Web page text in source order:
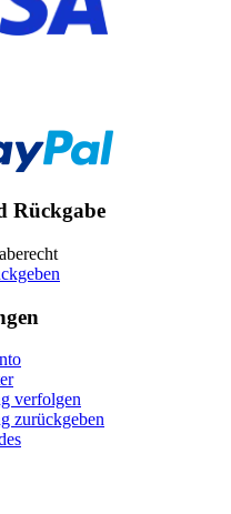
Rückgabe
verfolgen
zurückgeben